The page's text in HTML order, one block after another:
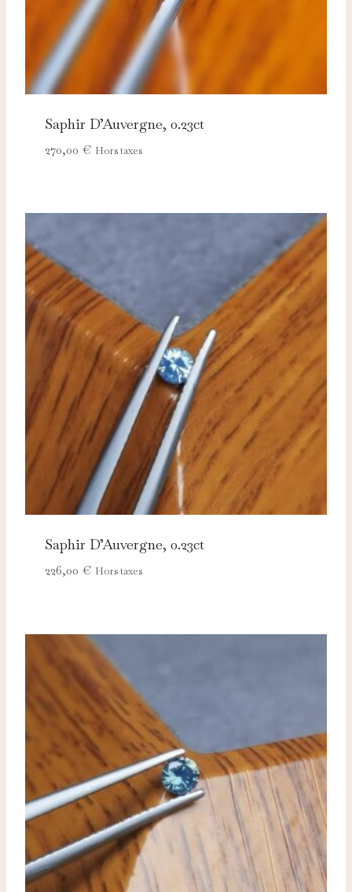
Saphir D’Auvergne, 0.23ct
270,00 € Hors taxes
Saphir D’Auvergne, 0.23ct
226,00 € Hors taxes
du site et ne peuvent pas être désactivés.
Analytics
Ces cookies nous permettent de mesurer l'audience et
d'améliorer nos contenus (Google Analytics, Matomo…).
Marketing
Ces cookies servent à vous proposer des publicités
adaptées à vos centres d'intérêt.